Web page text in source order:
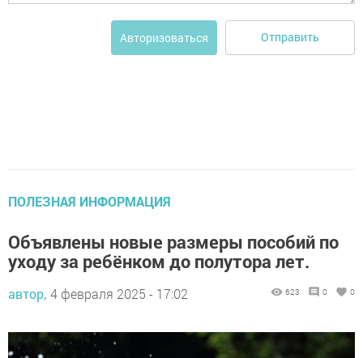
Авторизоваться Отправить
ПОЛЕЗНАЯ ИНФОРМАЦИЯ
Объявлены новые размеры пособий по
уходу за ребёнком до полутора лет.
автор, 4 февраля 2025 - 17:02 623 0 0